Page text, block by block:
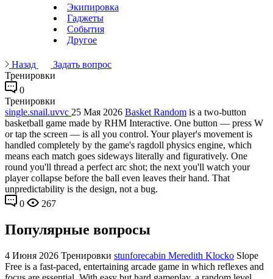
Экипировка
Гаджеты
События
Другое
Назад
Задать вопрос
Тренировки
0
Тренировки
single.snail.uvvc 25 Мая 2026 Basket Random is a two-button
basketball game made by RHM Interactive. One button — press W
or tap the screen — is all you control. Your player's movement is
handled completely by the game's ragdoll physics engine, which
means each match goes sideways literally and figuratively. One
round you'll thread a perfect arc shot; the next you'll watch your
player collapse before the ball even leaves their hand. That
unpredictability is the design, not a bug.
0
267
Популярные вопросы
4 Июня 2026 Тренировки stunforecabin Meredith Klocko Slope
Free is a fast-paced, entertaining arcade game in which reflexes and